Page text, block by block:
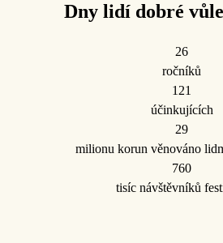
Dny lidí dobré
26
ročníků
121
účinkujících
29
milionu korun věnováno
760
tisíc návštěvníků